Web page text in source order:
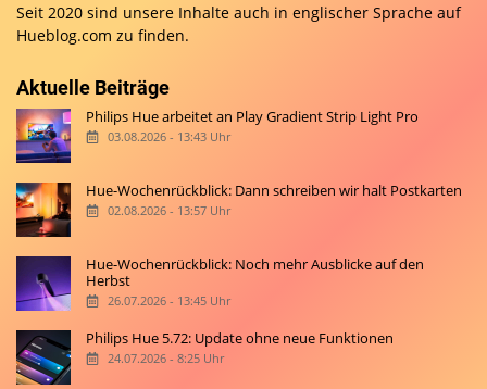
Seit 2020 sind unsere Inhalte auch in englischer Sprache auf
Hueblog.com zu finden.
Aktuelle Beiträge
Philips Hue arbeitet an Play Gradient Strip Light Pro
03.08.2026 - 13:43 Uhr
Hue-Wochenrückblick: Dann schreiben wir halt Postkarten
02.08.2026 - 13:57 Uhr
Hue-Wochenrückblick: Noch mehr Ausblicke auf den
Herbst
26.07.2026 - 13:45 Uhr
Philips Hue 5.72: Update ohne neue Funktionen
24.07.2026 - 8:25 Uhr